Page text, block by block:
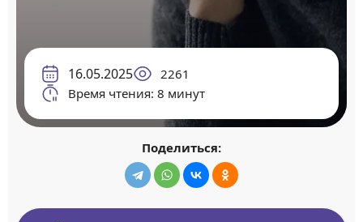
16.05.2025
2261
Время чтения: 8 минут
Поделиться: